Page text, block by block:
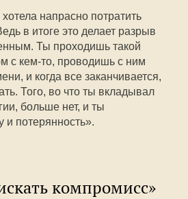
напрасно потратить
в итоге это делает разрыв
Ты проходишь такой
с кем-то, проводишь с ним
и когда все заканчивается,
Того, во что ты вкладывал
больше нет, и ты
и потерянность».
компромисс»